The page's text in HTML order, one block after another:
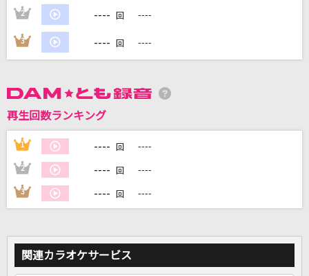
カラオケ最新情報をチェック！
2 ---- 回 ----
3 ---- 回 ----
再生回数ランキング
1 ---- 回 ----
2 ---- 回 ----
3 ---- 回 ----
関連カラオケサービス